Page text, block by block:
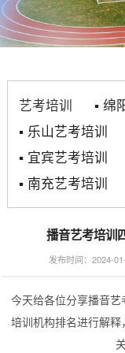
艺考培训 ▪ 绵
▪ 乐山艺考培训
▪ 宜宾艺考培训
▪ 南充艺考培训
播音艺考培训
发布时间：2024-
今天给各位分享播音
培训机构排名进行解